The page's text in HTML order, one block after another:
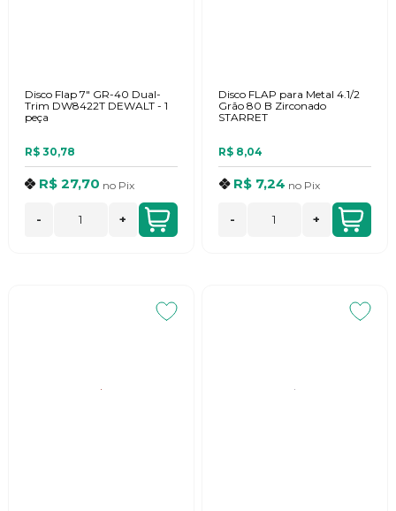
Disco Flap 7" GR-40 Dual-
Trim DW8422T DEWALT - 1
peça
R$ 30,78
R$ 27,70 no Pix
- +
Disco FLAP para Metal 4.1/2
Grão 80 B Zirconado
STARRET
R$ 8,04
R$ 7,24 no Pix
- +